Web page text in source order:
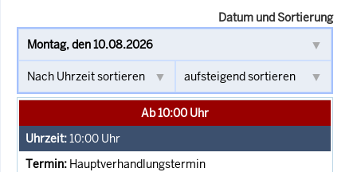
Datum und Sortierung
Ab 10:00 Uhr
10:00 Uhr
Hauptverhandlungstermin